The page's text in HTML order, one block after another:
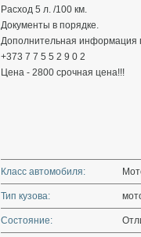
Расход 5 л. /100 км.
Документы в порядке.
Дополнительная информация
+373 7 7 5 5 2 9 0 2
Цена - 2800 срочная цена!!!
Класс автомобиля:
Тип кузова:
Состояние: